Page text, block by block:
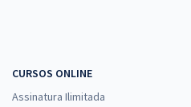
CURSOS ONLINE
Assinatura Ilimitada